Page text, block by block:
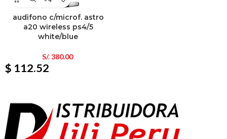
audifono c/microf. astro
a20 wireless ps4/5
white/blue
S/.380.00
$ 112.52